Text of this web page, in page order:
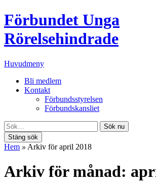
Förbundet Unga
Rörelsehindrade
Huvudmeny
Bli medlem
Kontakt
Förbundsstyrelsen
Förbundskansliet
Sök nu
Stäng sök
Hem » Arkiv för april 2018
Arkiv för månad: